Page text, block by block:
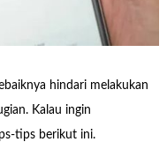
hindari melakukan
Kalau ingin
tips berikut ini.